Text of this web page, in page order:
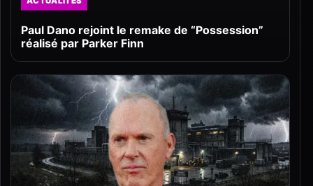
Paul Dano rejoint le remake de “Possession”
réalisé par Parker Finn